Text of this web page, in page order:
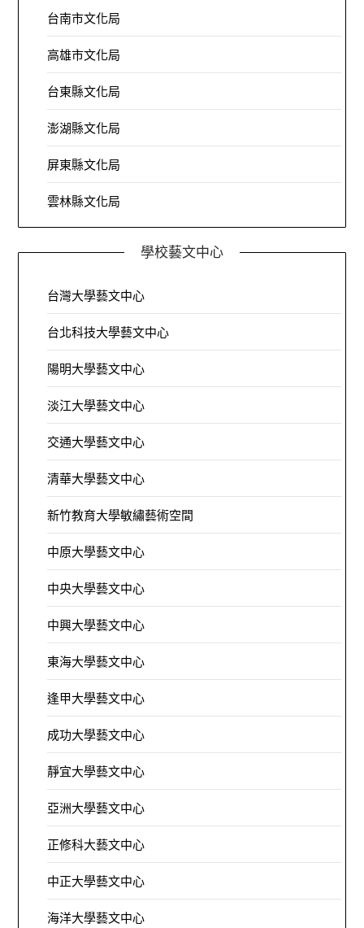
台南市文化局
高雄市文化局
台東縣文化局
澎湖縣文化局
屏東縣文化局
雲林縣文化局
學校藝文中心
台灣大學藝文中心
台北科技大學藝文中心
陽明大學藝文中心
淡江大學藝文中心
交通大學藝文中心
清華大學藝文中心
新竹教育大學敏繡藝術空間
中原大學藝文中心
中央大學藝文中心
中興大學藝文中心
東海大學藝文中心
逢甲大學藝文中心
成功大學藝文中心
靜宜大學藝文中心
亞洲大學藝文中心
正修科大藝文中心
中正大學藝文中心
海洋大學藝文中心